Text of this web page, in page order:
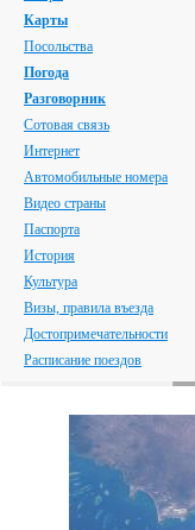
Карты
Посольства
Погода
Разговорник
Сотовая связь
Интернет
Автомобильные номера
Видео страны
Паспорта
История
Культура
Визы, правила въезда
Достопримечательности
Расписание поездов